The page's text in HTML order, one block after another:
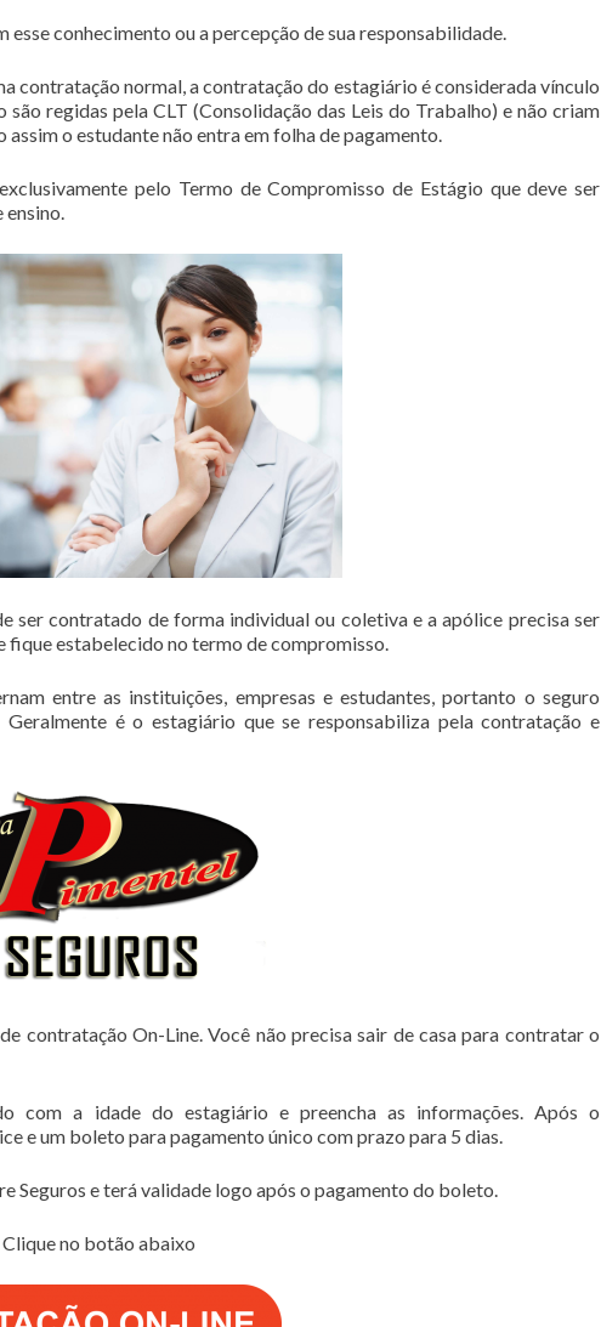
conhecimento ou a percepção de sua responsabilidade.
contratação normal, a contratação do estagiário é considerada vínculo
regidas pela CLT (Consolidação das Leis do Trabalho) e não criam
o estudante não entra em folha de pagamento.
pelo Termo de Compromisso de Estágio que deve ser
ensino.
ser contratado de forma individual ou coletiva e a apólice precisa ser
estabelecido no termo de compromisso.
entre as instituições, empresas e estudantes, portanto o seguro
é o estagiário que se responsabiliza pela contratação e
contratação On-Line. Você não precisa sair de casa para contratar o
com a idade do estagiário e preencha as informações. Após o
e um boleto para pagamento único com prazo para 5 dias.
Seguros e terá validade logo após o pagamento do boleto.
Clique no botão abaixo